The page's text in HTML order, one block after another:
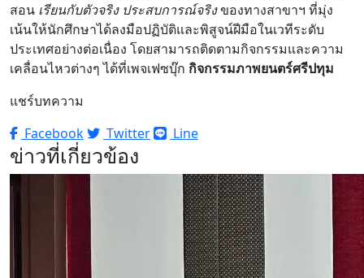
สอน เรียนกับตัวจริง ประสบการณ์จริงของทางสาขาฯ ที่มุ่ง
เน้นให้นักศึกษาได้ลงมือปฏิบัติและพิสูจน์ฝีมือในเวทีระดับ
ประเทศอย่างต่อเนื่อง โดยสามารถติดตามกิจกรรมและความ
เคลื่อนไหวต่างๆ ได้ที่เพจเฟซบุ๊ก กิจกรรมภาพยนตร์ศรีปทุม
แชร์บทความ
Facebook
Twitter Line
ข่าวที่เกี่ยวข้อง